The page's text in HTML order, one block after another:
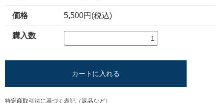
価格 5,500円(税込)
購入数
カートに入れる
特定商取引法に基づく表記（返品など）